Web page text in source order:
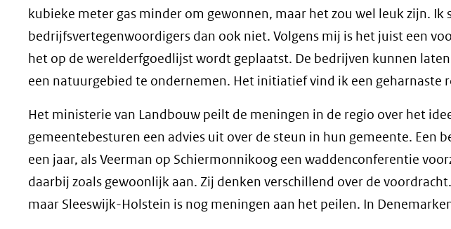
kubieke meter gas minder om gewonnen, maar het zou wel leuk zijn. Ik
bedrijfsvertegenwoordigers dan ook niet. Volgens mij is het juist een
het op de werelderfgoedlijst wordt geplaatst. De bedrijven kunnen
een natuurgebied te ondernemen. Het initiatief vind ik een geharnaste
Het ministerie van Landbouw peilt de meningen in de regio over het
gemeentebesturen een advies uit over de steun in hun gemeente. Een
een jaar, als Veerman op Schiermonnikoog een waddenconferentie
daarbij zoals gewoonlijk aan. Zij denken verschillend over de
maar Sleeswijk-Holstein is nog meningen aan het peilen. In